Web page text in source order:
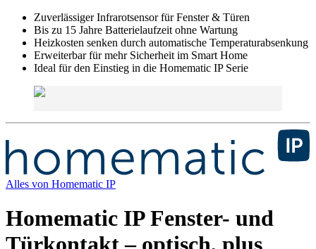
Zuverlässiger Infrarotsensor für Fenster & Türen
Bis zu 15 Jahre Batterielaufzeit ohne Wartung
Heizkosten senken durch automatische Temperaturabsenkung
Erweiterbar für mehr Sicherheit im Smart Home
Ideal für den Einstieg in die Homematic IP Serie
Alles von Homematic IP
Homematic IP Fenster- und